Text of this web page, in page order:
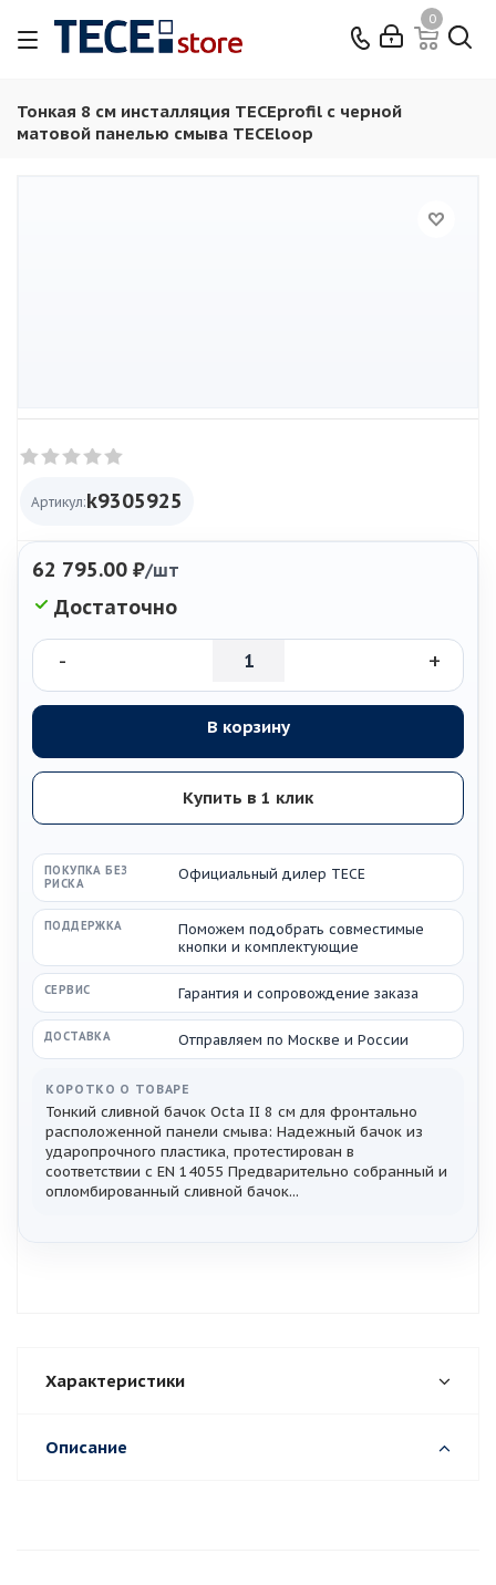
0
Тонкая 8 см инсталляция TECEprofil с черной
матовой панелью смыва TECEloop
Артикул:k9305925
62 795.00 ₽/шт
Достаточно
- +
В корзину
Купить в 1 клик
ПОКУПКА БЕЗ
РИСКА
Официальный дилер TECE
ПОДДЕРЖКА
Поможем подобрать совместимые
кнопки и комплектующие
СЕРВИС Гарантия и сопровождение заказа
ДОСТАВКА Отправляем по Москве и России
КОРОТКО О ТОВАРЕ
Тонкий сливной бачок Octa II 8 см для фронтально
расположенной панели смыва: Надежный бачок из
ударопрочного пластика, протестирован в
соответствии с EN 14055 Предварительно собранный и
опломбированный сливной бачок...
Описание
Характеристики